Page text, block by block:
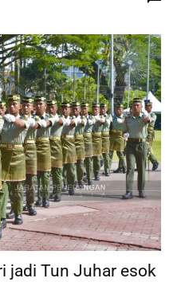
jadi Tun Juhar esok